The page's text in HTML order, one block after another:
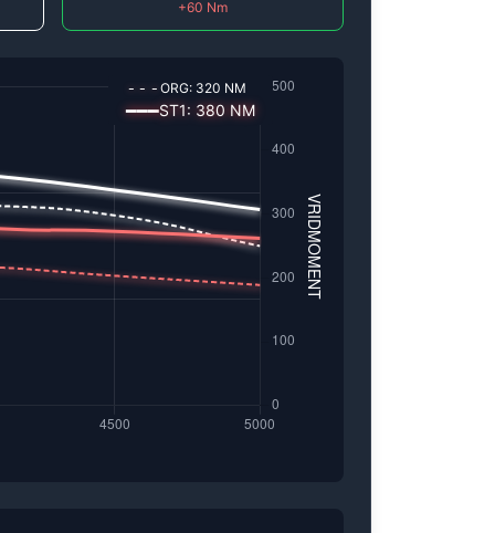
+60 Nm
---ORG: 320 NM
━━━ST1: 380 NM